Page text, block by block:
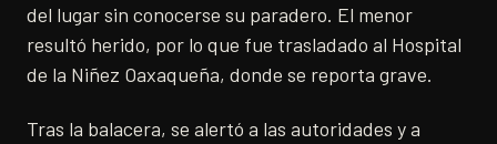
del lugar sin conocerse su paradero. El menor
resultó herido, por lo que fue trasladado al Hospital
de la Niñez Oaxaqueña, donde se reporta grave.
Tras la balacera, se alertó a las autoridades y a